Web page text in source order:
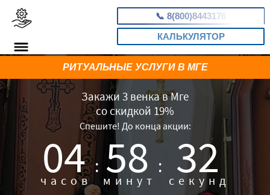
📞 8(800)8443176
КАЛЬКУЛЯТОР
Закажи 3 венка в Мге
со скидкой 19%
Спешите! До конца акции:
04 :
часов 58 :
минут 31
секунд
РИТУАЛЬНЫЕ УСЛУГИ В МГЕ